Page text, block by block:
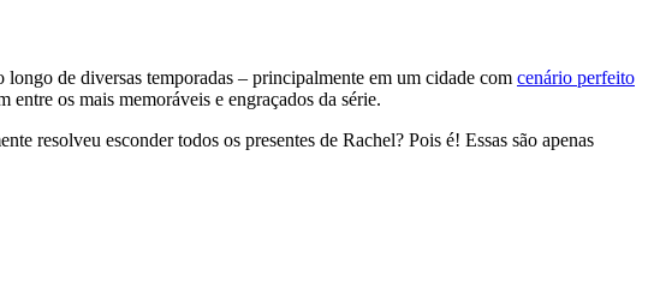
de diversas temporadas – principalmente em um cidade com cenário perfeito
os mais memoráveis e engraçados da série.
resolveu esconder todos os presentes de Rachel? Pois é! Essas são apenas